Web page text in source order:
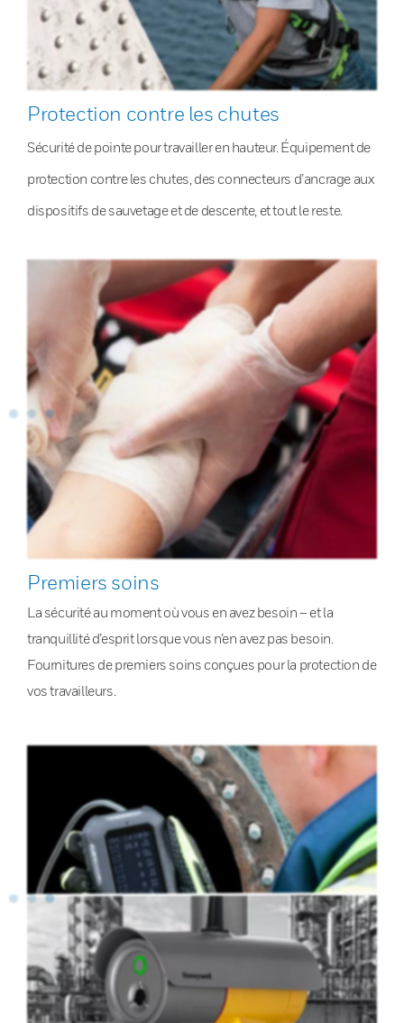
Protection contre les chutes
Sécurité de pointe pour travailler en hauteur. Équipement de
protection contre les chutes, des connecteurs d’ancrage aux
dispositifs de sauvetage et de descente, et tout le reste.
Premiers soins
La sécurité au moment où vous en avez besoin – et la
tranquillité d’esprit lorsque vous n’en avez pas besoin.
Fournitures de premiers soins conçues pour la protection de
vos travailleurs.